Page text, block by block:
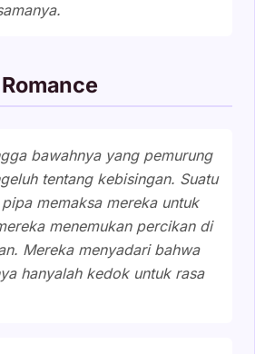
bawahnya yang pemurung
tentang kebisingan. Suatu
memaksa mereka untuk
menemukan percikan di
Mereka menyadari bahwa
hanyalah kedok untuk rasa